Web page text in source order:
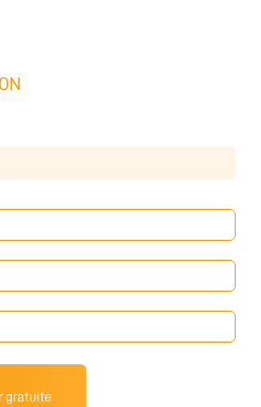
gratuite